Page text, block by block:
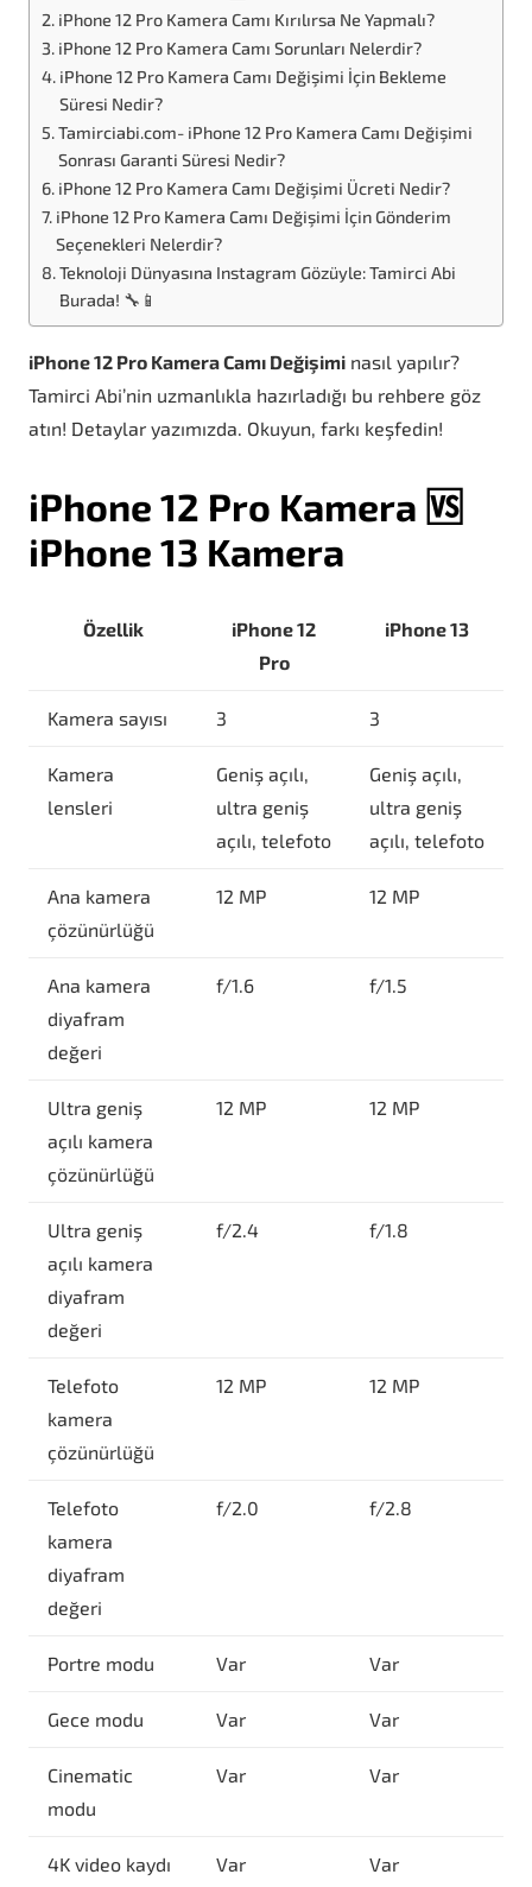
iPhone 12 Pro Kamera Camı Kırılırsa Ne Yapmalı?
iPhone 12 Pro Kamera Camı Sorunları Nelerdir?
iPhone 12 Pro Kamera Camı Değişimi İçin Bekleme
Süresi Nedir?
Tamirciabi.com- iPhone 12 Pro Kamera Camı Değişimi
Sonrası Garanti Süresi Nedir?
iPhone 12 Pro Kamera Camı Değişimi Ücreti Nedir?
iPhone 12 Pro Kamera Camı Değişimi İçin Gönderim
Seçenekleri Nelerdir?
Teknoloji Dünyasına Instagram Gözüyle: Tamirci Abi
Burada! 🔧📱
iPhone 12 Pro Kamera Camı Değişimi nasıl yapılır?
Tamirci Abi’nin uzmanlıkla hazırladığı bu rehbere göz
atın! Detaylar yazımızda. Okuyun, farkı keşfedin!
iPhone 12 Pro Kamera 🆚
iPhone 13 Kamera
Özellik
iPhone 12
Pro
iPhone 13
Kamera sayısı 3 3
Kamera
lensleri
Geniş açılı,
ultra geniş
açılı, telefoto
Geniş açılı,
ultra geniş
açılı, telefoto
Ana kamera
çözünürlüğü
12 MP 12 MP
Ana kamera
diyafram
değeri
f/1.6 f/1.5
Ultra geniş
açılı kamera
çözünürlüğü
12 MP 12 MP
Ultra geniş
açılı kamera
diyafram
değeri
f/2.4 f/1.8
Telefoto
kamera
çözünürlüğü
12 MP 12 MP
Telefoto
kamera
diyafram
değeri
f/2.0 f/2.8
Portre modu Var Var
Gece modu Var Var
Cinematic
modu
Var Var
4K video kaydı Var Var